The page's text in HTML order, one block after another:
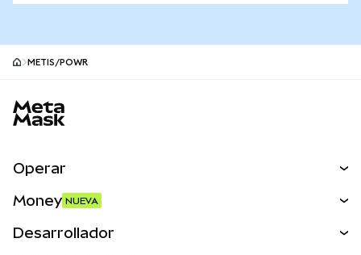
METIS/POWR
Operar
Money NUEVA
Desarrollador